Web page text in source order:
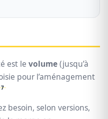
est le volume(jusqu’à
pour l’aménagement
7
besoin, selon versions,